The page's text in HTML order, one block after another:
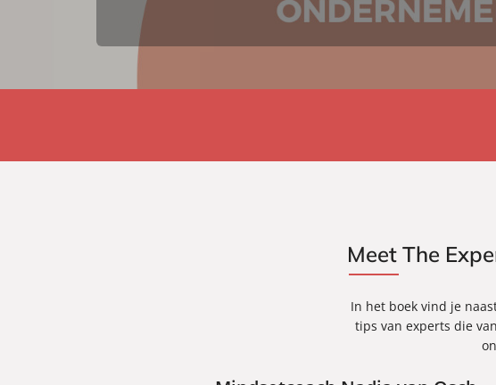
Meet The
In het boek vind je
tips van experts die